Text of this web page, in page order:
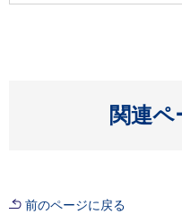
関連ペ
前のページに戻る